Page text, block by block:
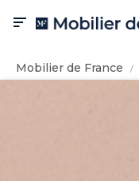
Mobilier de France